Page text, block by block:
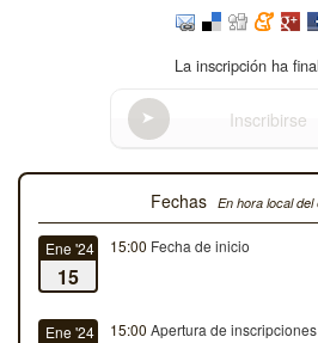
La inscripción ha
Inscribirse
Fechas En hora local del
Ene '24
15
15:00 Fecha de inicio
Ene '24 15:00 Apertura de inscripciones